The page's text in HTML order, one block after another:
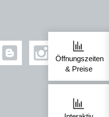
Öffnungszeiten
& Preise